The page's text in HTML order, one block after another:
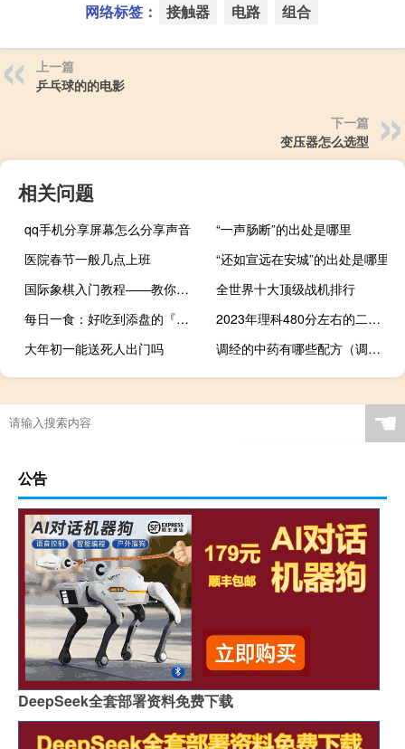
网络标签： 接触器 电路 组合
上一篇
乒乓球的的电影
下一篇
变压器怎么选型
相关问题
qq手机分享屏幕怎么分享声音
“一声肠断”的出处是哪里
医院春节一般几点上班
“还如宣远在安城”的出处是哪里
国际象棋入门教程——教你怎么玩国际象棋
全世界十大顶级战机排行
每日一食：好吃到添盘的『秘制洋葱炒肥牛』
2023年理科480分左右的二本大学有哪些
大年初一能送死人出门吗
调经的中药有哪些配方（调经的中药有哪些）
☚
公告
DeepSeek全套部署资料免费下载